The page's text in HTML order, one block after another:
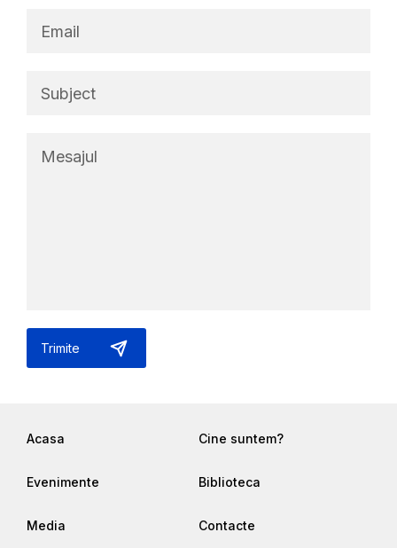
Acasa Cine suntem?
Evenimente Biblioteca
Media Contacte